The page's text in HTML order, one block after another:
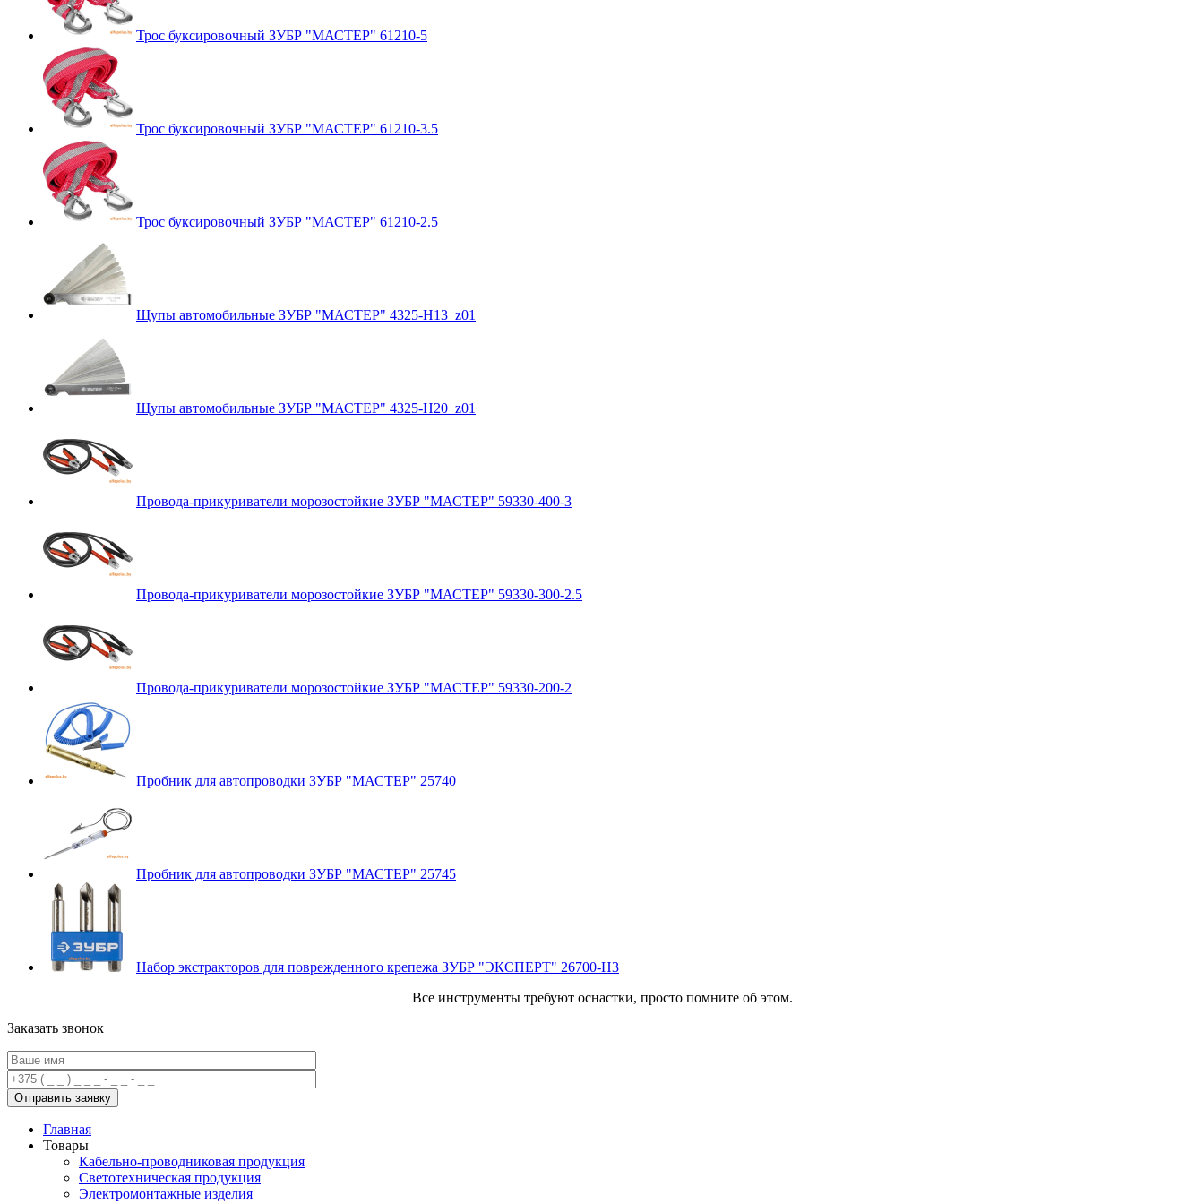
Трос буксировочный ЗУБР "МАСТЕР" 61210-5
Трос буксировочный ЗУБР "МАСТЕР" 61210-3.5
Трос буксировочный ЗУБР "МАСТЕР" 61210-2.5
Щупы автомобильные ЗУБР "МАСТЕР" 4325-H13_z01
Щупы автомобильные ЗУБР "МАСТЕР" 4325-H20_z01
Провода-прикуриватели морозостойкие ЗУБР "МАСТЕР" 59330-400-3
Провода-прикуриватели морозостойкие ЗУБР "МАСТЕР" 59330-300-2.5
Провода-прикуриватели морозостойкие ЗУБР "МАСТЕР" 59330-200-2
Пробник для автопроводки ЗУБР "МАСТЕР" 25740
Пробник для автопроводки ЗУБР "МАСТЕР" 25745
Набор экстракторов для поврежденного крепежа ЗУБР "ЭКСПЕРТ" 26700-H3
Все инструменты требуют оснастки, просто помните об этом.
Заказать звонок
Главная
Товары
Кабельно-проводниковая продукция
Светотехническая продукция
Электромонтажные изделия